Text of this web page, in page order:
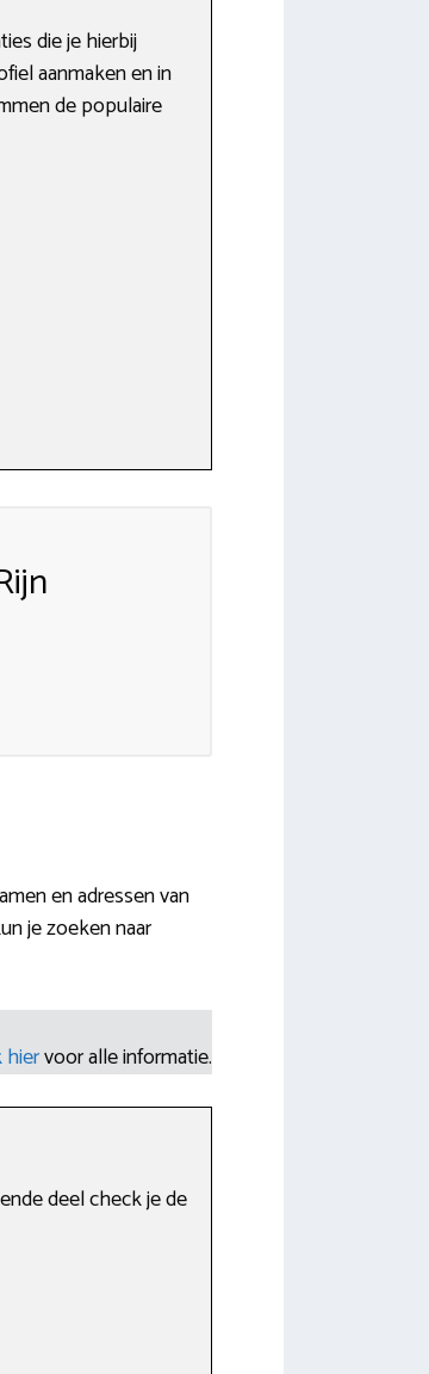
die je hierbij
aanmaken en in
de populaire
en adressen van
je zoeken naar
hiervoor alle informatie.
deel check je de